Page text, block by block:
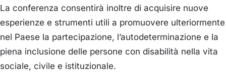
La conferenza consentirà inoltre di acquisire nuove
esperienze e strumenti utili a promuovere ulteriormente
nel Paese la partecipazione, l’autodeterminazione e la
piena inclusione delle persone con disabilità nella vita
sociale, civile e istituzionale.